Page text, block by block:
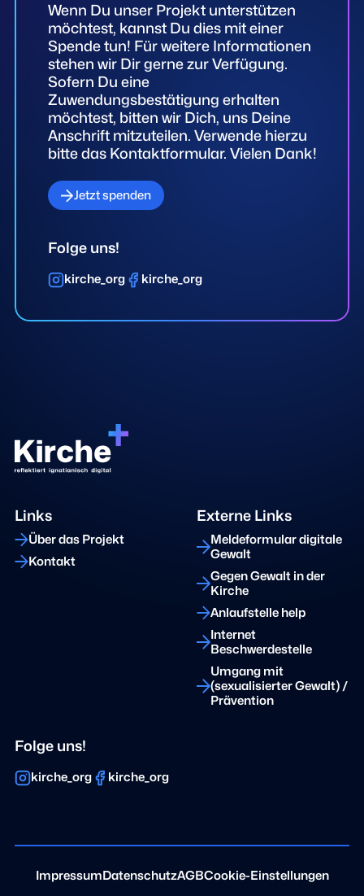
Wenn Du unser Projekt unterstützen
möchtest, kannst Du dies mit einer
Spende tun! Für weitere Informationen
stehen wir Dir gerne zur Verfügung.
Sofern Du eine
Zuwendungsbestätigung erhalten
möchtest, bitten wir Dich, uns Deine
Anschrift mitzuteilen. Verwende hierzu
bitte das Kontaktformular. Vielen Dank!
Jetzt spenden
Folge uns!
kirche_org kirche_org
Links
Über das Projekt
Kontakt
Externe Links
Meldeformular digitale
Gewalt
Gegen Gewalt in der
Kirche
Anlaufstelle help
Internet
Beschwerdestelle
Umgang mit
(sexualisierter Gewalt) /
Prävention
Folge uns!
kirche_org kirche_org
ImpressumDatenschutzAGBCookie-Einstellungen